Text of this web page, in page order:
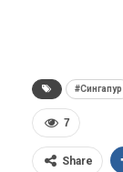
#Сингапур
7
Share